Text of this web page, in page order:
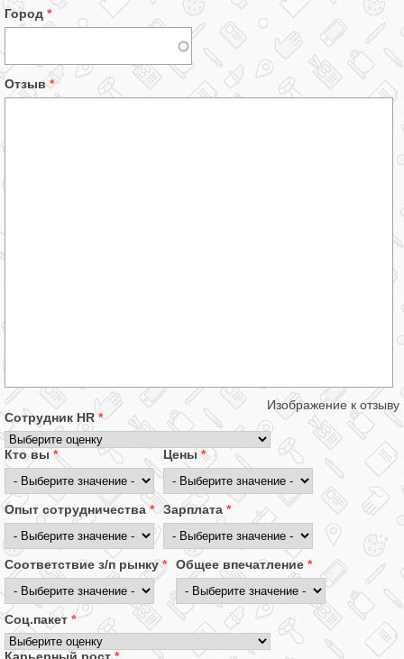
Город *
Отзыв*
Изображение к отзыву
Сотрудник HR*
Кто вы * Цены*
Опыт сотрудничества* Зарплата *
Соответствие з/п рынку* Общее впечатление *
Соц.пакет *